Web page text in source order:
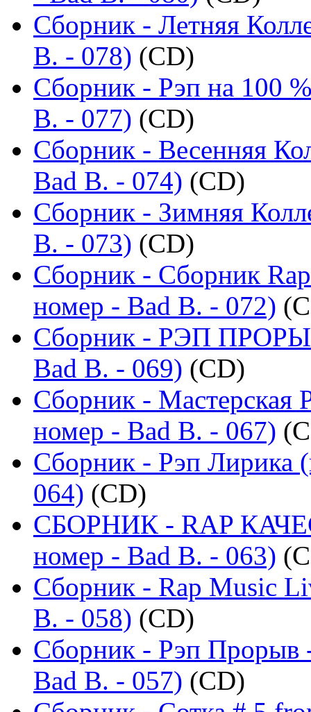
Сборник - Летняя
B. - 078) (CD)
Сборник - Рэп на 100
B. - 077) (CD)
Сборник - Весенняя
Bad B. - 074) (CD)
Сборник - Зимняя
B. - 073) (CD)
Сборник - Сборник
номер - Bad B. - 072)
Сборник - РЭП
Bad B. - 069) (CD)
Сборник - Мастерская
номер - Bad B. - 067)
Сборник - Рэп Лирика
064) (CD)
СБОРНИК - RAP
номер - Bad B. - 063)
Сборник - Rap Music
B. - 058) (CD)
Сборник - Рэп Прорыв
Bad B. - 057) (CD)